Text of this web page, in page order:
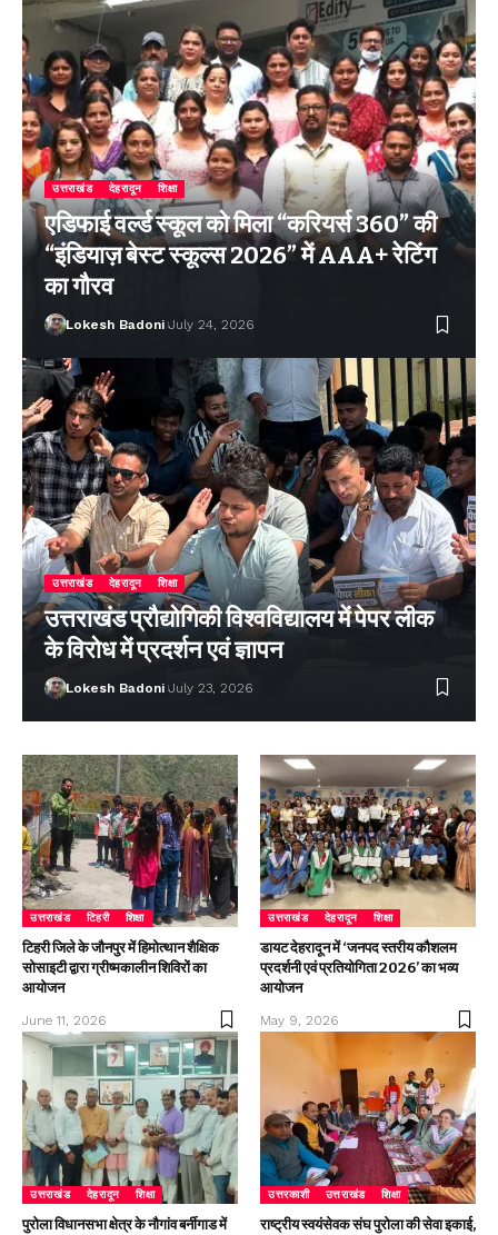
उत्तराखंड देहरादून शिक्षा
एडिफाई वर्ल्ड स्कूल को मिला “करियर्स 360” की
“इंडियाज़ बेस्ट स्कूल्स 2026” में AAA+ रेटिंग
का गौरव
Lokesh Badoni July 24, 2026
उत्तराखंड देहरादून शिक्षा
उत्तराखंड प्रौद्योगिकी विश्वविद्यालय में पेपर लीक
के विरोध में प्रदर्शन एवं ज्ञापन
Lokesh Badoni July 23, 2026
उत्तराखंड टिहरी शिक्षा
टिहरी जिले के जौनपुर में हिमोत्थान शैक्षिक
सोसाइटी द्वारा ग्रीष्मकालीन शिविरों का
आयोजन
June 11, 2026
उत्तराखंड देहरादून शिक्षा
डायट देहरादून में ‘जनपद स्तरीय कौशलम
प्रदर्शनी एवं प्रतियोगिता 2026’ का भव्य
आयोजन
May 9, 2026
उत्तराखंड देहरादून शिक्षा
पुरोला विधानसभा क्षेत्र के नौगांव बर्नीगाड में
उत्तरकाशी उत्तराखंड शिक्षा
राष्ट्रीय स्वयंसेवक संघ पुरोला की सेवा इकाई,